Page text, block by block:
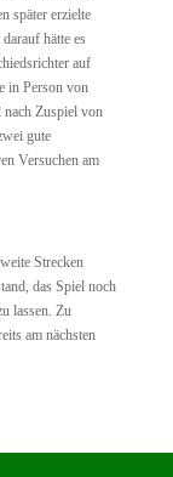
später erzielte
hätte es
auf
in Person von
nach Zuspiel von
gute
Versuchen am
Strecken
das Spiel noch
lassen. Zu
am nächsten